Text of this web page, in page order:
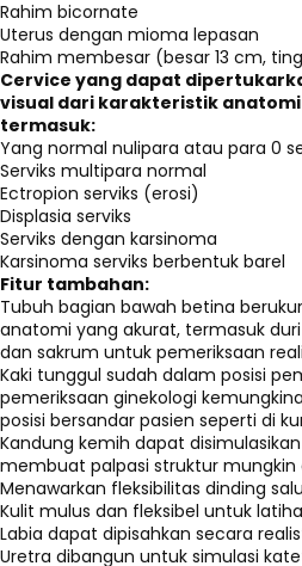
Rahim bicornate
Uterus dengan mioma lepasan
Rahim membesar (besar 13 cm,
Cervice yang dapat
visual dari karakteristik
termasuk:
Yang normal nulipara atau para 0
Serviks multipara normal
Ectropion serviks (erosi)
Displasia serviks
Serviks dengan karsinoma
Karsinoma serviks berbentuk barel
Fitur tambahan:
Tubuh bagian bawah betina
anatomi yang akurat, termasuk
dan sakrum untuk pemeriksaan
Kaki tunggul sudah dalam posisi
pemeriksaan ginekologi
posisi bersandar pasien seperti di
Kandung kemih dapat
membuat palpasi struktur mungkin
Menawarkan fleksibilitas dinding
Kulit mulus dan fleksibel untuk
Labia dapat dipisahkan secara
Uretra dibangun untuk simulasi